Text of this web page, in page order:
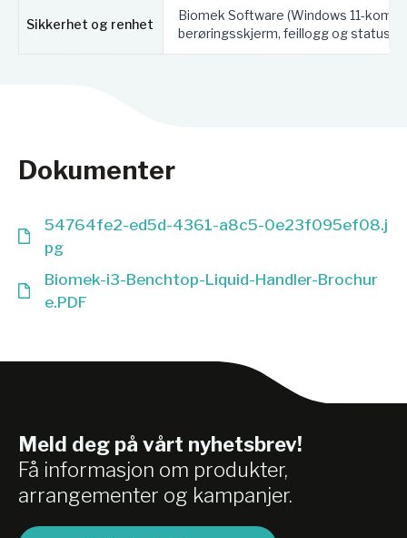
Sikkerhet og renhet
Biomek Software (Windows 11-
berøringsskjerm, feillogg og statuslys
Dokumenter
54764fe2-ed5d-4361-a8c5-0e23f095ef08.j
pg
Biomek-i3-Benchtop-Liquid-Handler-Brochur
e.PDF
Meld deg på vårt nyhetsbrev!
Få informasjon om produkter,
arrangementer og kampanjer.